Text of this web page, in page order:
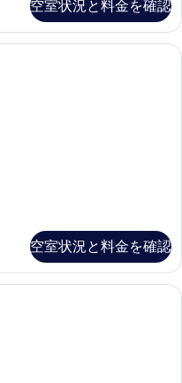
空室状況と料金を確認
フティボックス (室内)、遮光カ
空室状況と料金を確認
フティボックス (室内)、遮光カ